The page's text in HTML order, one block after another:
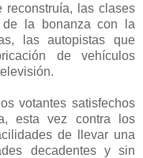
reconstruía, las clases
de la bonanza con la
las autopistas que
de vehículos
votantes satisfechos
esta vez contra los
de llevar una
decadentes y sin